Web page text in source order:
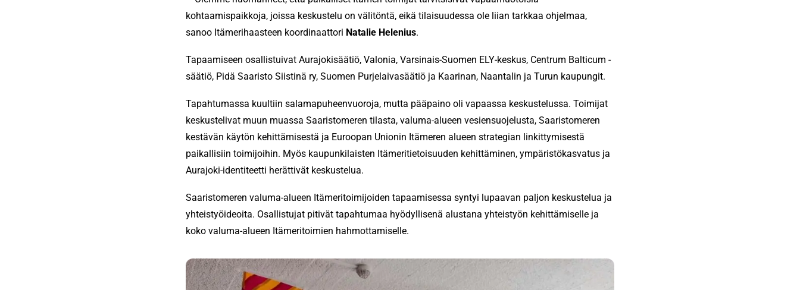
kohtaamispaikkoja, joissa keskustelu on välitöntä, eikä tilaisuudessa ole liian tarkkaa ohjelmaa,
sanoo Itämerihaasteen koordinaattori Natalie Helenius.
Tapaamiseen osallistuivat Aurajokisäätiö, Valonia, Varsinais-Suomen ELY-keskus, Centrum Balticum -
säätiö, Pidä Saaristo Siistinä ry, Suomen Purjelaivasäätiö ja Kaarinan, Naantalin ja Turun kaupungit.
Tapahtumassa kuultiin salamapuheenvuoroja, mutta pääpaino oli vapaassa keskustelussa. Toimijat
keskustelivat muun muassa Saaristomeren tilasta, valuma-alueen vesiensuojelusta, Saaristomeren
kestävän käytön kehittämisestä ja Euroopan Unionin Itämeren alueen strategian linkittymisestä
paikallisiin toimijoihin. Myös kaupunkilaisten Itämeritietoisuuden kehittäminen, ympäristökasvatus ja
Aurajoki-identiteetti herättivät keskustelua.
Saaristomeren valuma-alueen Itämeritoimijoiden tapaamisessa syntyi lupaavan paljon keskustelua ja
yhteistyöideoita. Osallistujat pitivät tapahtumaa hyödyllisenä alustana yhteistyön kehittämiselle ja
koko valuma-alueen Itämeritoimien hahmottamiselle.